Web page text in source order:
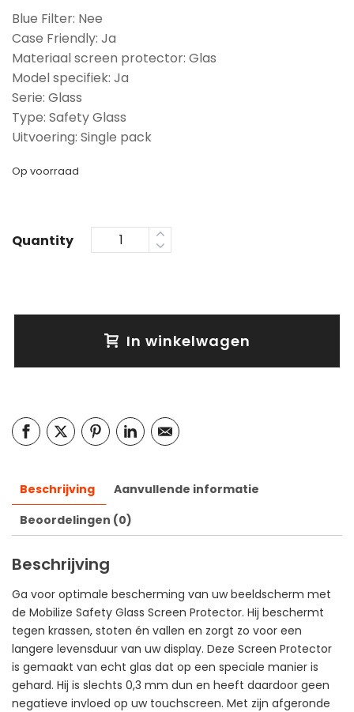
Blue Filter: Nee
Case Friendly: Ja
Materiaal screen protector: Glas
Model specifiek: Ja
Serie: Glass
Type: Safety Glass
Uitvoering: Single pack
Op voorraad
Quantity
In winkelwagen
Beschrijving
Aanvullende informatie
Beoordelingen (0)
Beschrijving
Ga voor optimale bescherming van uw beeldscherm met
de Mobilize Safety Glass Screen Protector. Hij beschermt
tegen krassen, stoten én vallen en zorgt zo voor een
langere levensduur van uw display. Deze Screen Protector
is gemaakt van echt glas dat op een speciale manier is
gehard. Hij is slechts 0,3 mm dun en heeft daardoor geen
negatieve invloed op uw touchscreen. Met zijn afgeronde